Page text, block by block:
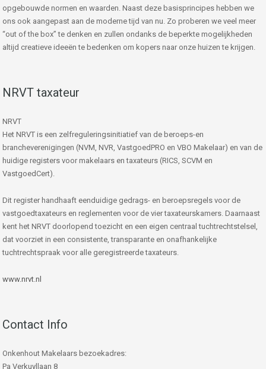
opgebouwde normen en waarden. Naast deze basisprincipes hebben we
ons ook aangepast aan de moderne tijd van nu. Zo proberen we veel meer
“out of the box” te denken en zullen ondanks de beperkte mogelijkheden
altijd creatieve ideeën te bedenken om kopers naar onze huizen te krijgen.
NRVT taxateur
NRVT
Het NRVT is een zelfreguleringsinitiatief van de beroeps-en
brancheverenigingen (NVM, NVR, VastgoedPRO en VBO Makelaar) en van de
huidige registers voor makelaars en taxateurs (RICS, SCVM en
VastgoedCert).
Dit register handhaaft eenduidige gedrags- en beroepsregels voor de
vastgoedtaxateurs en reglementen voor de vier taxateurskamers. Daarnaast
kent het NRVT doorlopend toezicht en een eigen centraal tuchtrechtstelsel,
dat voorziet in een consistente, transparante en onafhankelijke
tuchtrechtspraak voor alle geregistreerde taxateurs.
www.nrvt.nl
Contact Info
Onkenhout Makelaars bezoekadres:
Pa Verkuyllaan 8